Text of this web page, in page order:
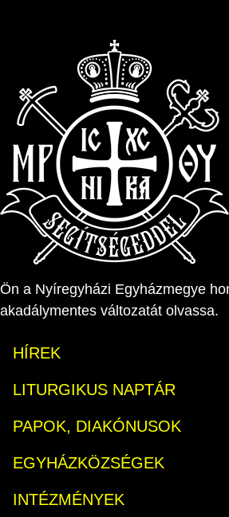
Ön a Nyíregyházi Egyházmegye
akadálymentes változatát olvassa.
HÍREK
LITURGIKUS NAPTÁR
PAPOK, DIAKÓNUSOK
EGYHÁZKÖZSÉGEK
INTÉZMÉNYEK